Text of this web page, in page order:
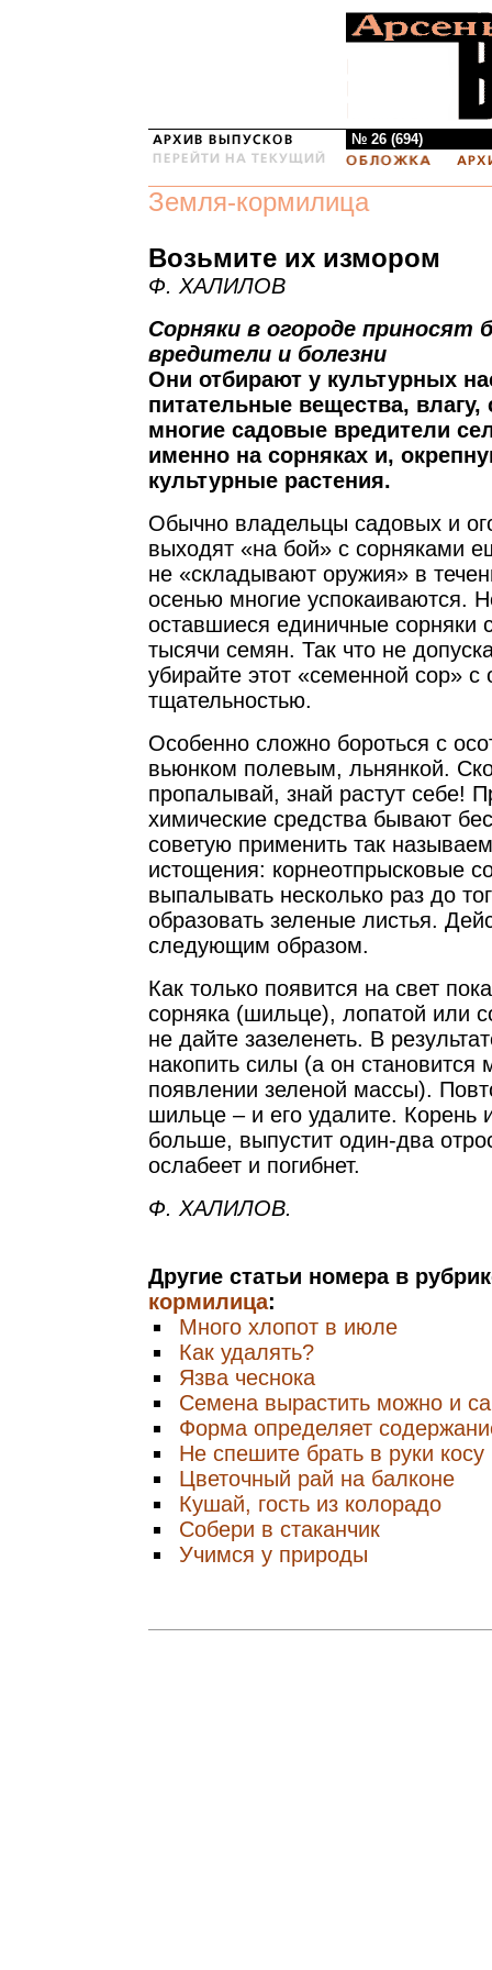
№ 26 (694)
Земля-кормилица
Возьмите их измором
Ф. ХАЛИЛОВ
Сорняки в огороде приносят
вредители и болезни
Они отбирают у культурных
питательные вещества, влагу,
многие садовые вредители
именно на сорняках и,
культурные растения.
Обычно владельцы садовых и
выходят «на бой» с сорняками
не «складывают оружия» в
осенью многие успокаиваются.
оставшиеся единичные сорняки
тысячи семян. Так что не
убирайте этот «семенной сор» с
тщательностью.
Особенно сложно бороться с
вьюнком полевым, льнянкой.
пропалывай, знай растут себе!
химические средства бывают
советую применить так
истощения: корнеотпрысковые
выпалывать несколько раз до
образовать зеленые листья.
следующим образом.
Как только появится на свет
сорняка (шильце), лопатой или
не дайте зазеленеть. В
накопить силы (а он
появлении зеленой массы).
шильце – и его удалите. Корень
больше, выпустит один-два
ослабеет и погибнет.
Ф. ХАЛИЛОВ.
Другие статьи номера в
кормилица:
Много хлопот в июле
Как удалять?
Язва чеснока
Cемена вырастить можно и
Форма определяет
Не спешите брать в руки косу
Цветочный рай на балконе
Кушай, гость из колорадо
Собери в стаканчик
Учимся у природы